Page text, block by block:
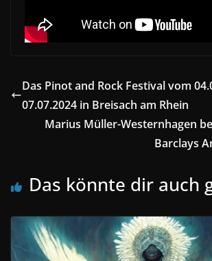
Das Pinot and Rock Festival vom
07.07.2024 in Breisach am Rhein
Marius Müller-Westernhagen
Barclays
Das könnte dir auch